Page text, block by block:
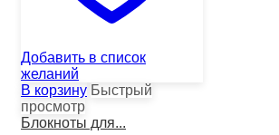
Добавить в список
желаний
В корзину Быстрый
просмотр
Блокноты для...